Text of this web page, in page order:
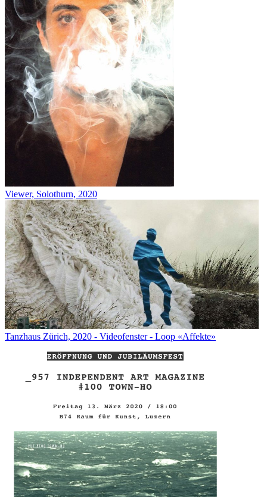
Viewer, Solothurn, 2020
Tanzhaus Zürich, 2020 - Videofenster - Loop «Affekte»